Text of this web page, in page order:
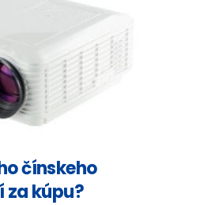
čínskeho
kúpu?